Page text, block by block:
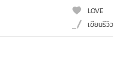
LOVE
เขียนรีวิว